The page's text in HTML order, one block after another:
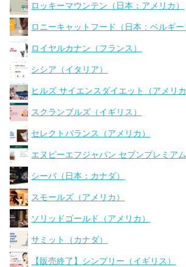
ロッキーマウンテン（日本：アメリカ）
ロニーキャットフード（日本：ベルギー
ロイヤルカナン（フランス）
シシア（イタリア）
ヒルズ サイエンスダイエット（アメリカ
スクランブルズ（イギリス）
セレクトバランス（アメリカ）
エヌピーエフジャパン セブンプレミアム
シーバ（日本：カナダ）
スモールズ（アメリカ）
ソリッドゴールド（アメリカ）
サミット（カナダ）
【販売終了】シンプリー（イギリス）